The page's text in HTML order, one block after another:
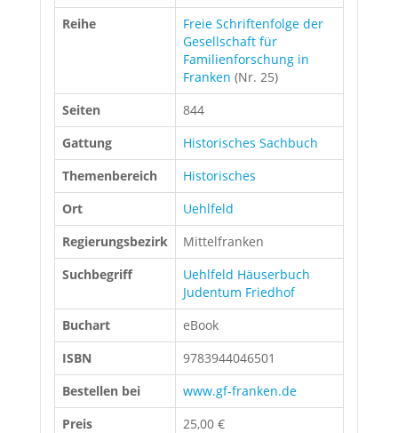
Reihe
Freie Schriftenfolge der
Gesellschaft für
Familienforschung in
Franken (Nr. 25)
Seiten
844
Gattung
Historisches Sachbuch
Themenbereich
Historisches
Ort
Uehlfeld
Regierungsbezirk
Mittelfranken
Suchbegriff
Uehlfeld Häuserbuch
Judentum Friedhof
Buchart
eBook
ISBN
9783944046501
Bestellen bei
www.gf-franken.de
Preis
25,00 €